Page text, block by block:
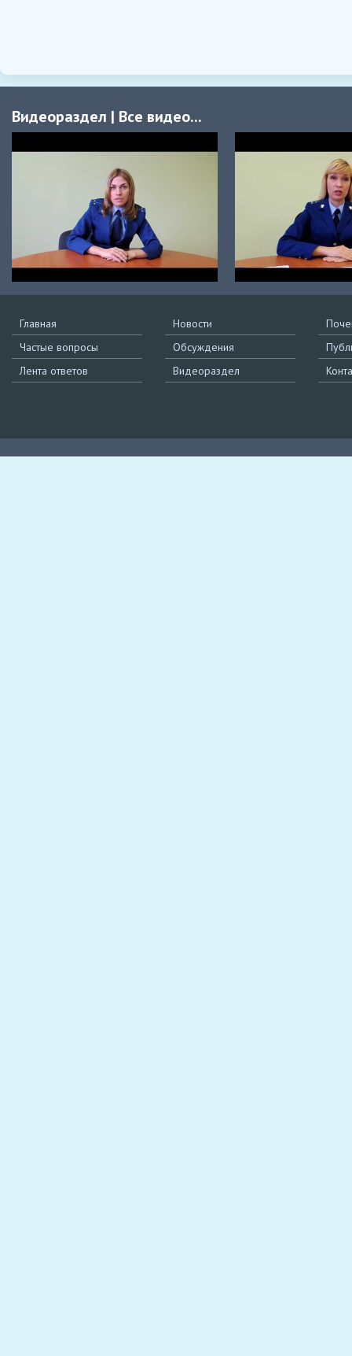
Видеораздел | Все видео...
Главная
Частые вопросы
Лента ответов
Новости
Обсуждения
Видеораздел